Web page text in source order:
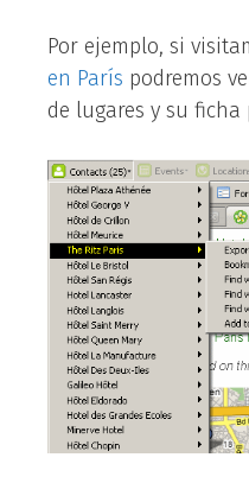
Por ejemplo, si
en París podremos
de lugares y su ficha